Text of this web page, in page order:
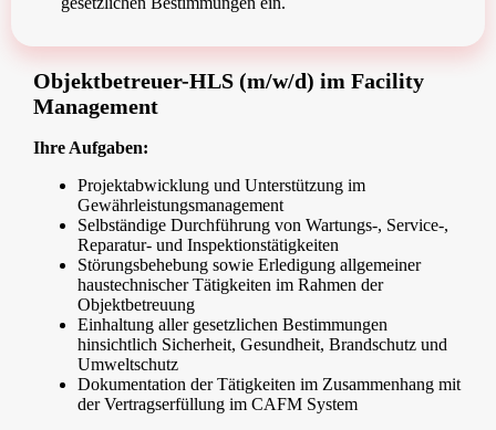
Objektbetreuer-HLS (m/w/d) im Facility
Management
Ihre Aufgaben:
Projektabwicklung und Unterstützung im
Gewährleistungsmanagement
Selbständige Durchführung von Wartungs-, Service-,
Reparatur- und Inspektionstätigkeiten
Störungsbehebung sowie Erledigung allgemeiner
haustechnischer Tätigkeiten im Rahmen der
Objektbetreuung
Einhaltung aller gesetzlichen Bestimmungen
hinsichtlich Sicherheit, Gesundheit, Brandschutz und
Umweltschutz
Dokumentation der Tätigkeiten im Zusammenhang mit
der Vertragserfüllung im CAFM System